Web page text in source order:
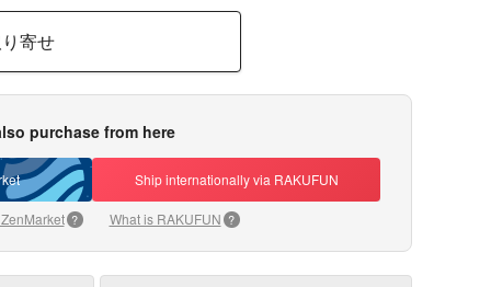
寄せ
purchase from here
Ship internationally via RAKUFUN
? What is RAKUFUN ?